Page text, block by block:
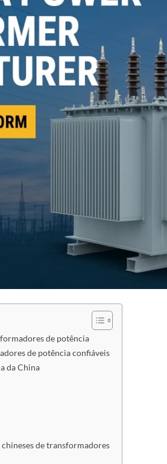
de potência
de potência confiáveis
da China
de transformadores